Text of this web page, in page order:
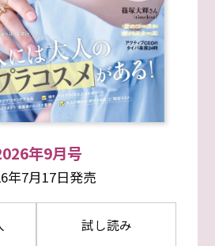
年9月号
年7月17日発売
試し読み